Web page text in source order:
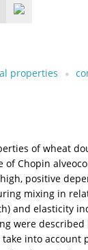
properties
of wheat
of Chopin
positive
mixing in
and elasticity
were
into account